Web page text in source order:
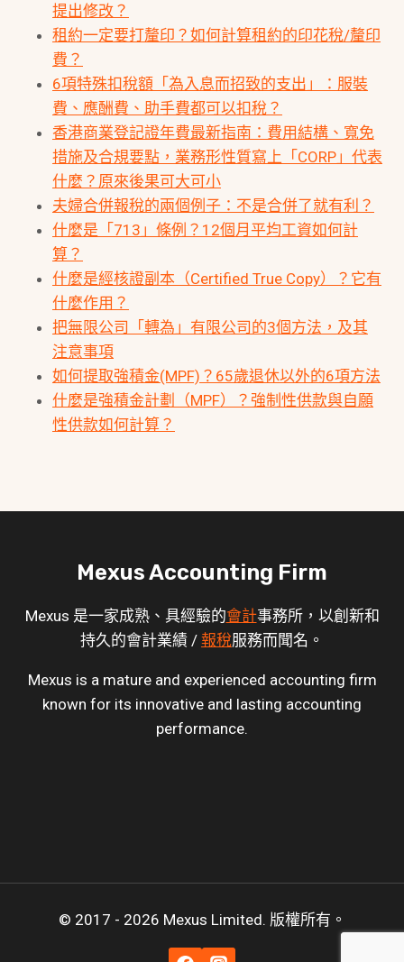
提出修改？
租約一定要打釐印？如何計算租約的印花稅/釐印
費？
6項特殊扣稅額「為入息而招致的支出」：服裝
費、應酬費、助手費都可以扣稅？
香港商業登記證年費最新指南：費用結構、寬免
措施及合規要點，業務形性質寫上「CORP」代表
什麼？原來後果可大可小
夫婦合併報稅的兩個例子：不是合併了就有利？
什麼是「713」條例？12個月平均工資如何計
算？
什麼是經核證副本（Certified True Copy）？它有
什麼作用？
把無限公司「轉為」有限公司的3個方法，及其
注意事項
如何提取強積金(MPF)？65歲退休以外的6項方法
什麼是強積金計劃（MPF）？強制性供款與自願
性供款如何計算？
Mexus Accounting Firm
Mexus 是一家成熟、具經驗的會計事務所，以創新和
持久的會計業績 / 報稅服務而聞名。
Mexus is a mature and experienced accounting firm
known for its innovative and lasting accounting
performance.
© 2017 - 2026 Mexus Limited. 版權所有。